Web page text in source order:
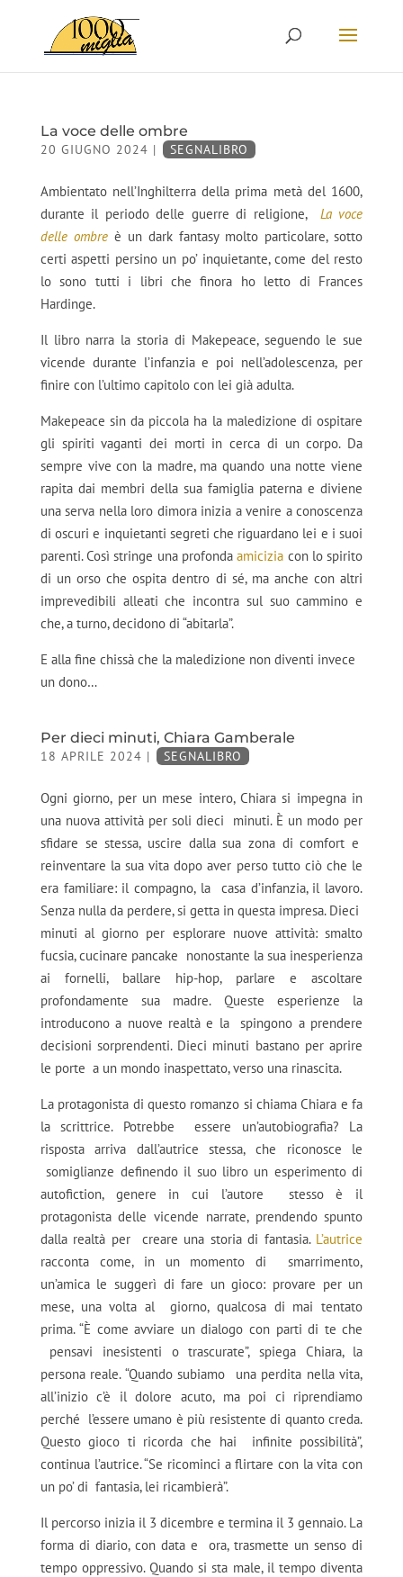
La voce delle ombre
20 GIUGNO 2024 | SEGNALIBRO
Ambientato nell’Inghilterra della prima metà del 1600,
durante il periodo delle guerre di religione, La voce
delle ombre è un dark fantasy molto particolare, sotto
certi aspetti persino un po’ inquietante, come del resto
lo sono tutti i libri che finora ho letto di Frances
Hardinge.
Il libro narra la storia di Makepeace, seguendo le sue
vicende durante l’infanzia e poi nell’adolescenza, per
finire con l’ultimo capitolo con lei già adulta.
Makepeace sin da piccola ha la maledizione di ospitare
gli spiriti vaganti dei morti in cerca di un corpo. Da
sempre vive con la madre, ma quando una notte viene
rapita dai membri della sua famiglia paterna e diviene
una serva nella loro dimora inizia a venire a conoscenza
di oscuri e inquietanti segreti che riguardano lei e i suoi
parenti. Così stringe una profondaamicizia con lo spirito
di un orso che ospita dentro di sé, ma anche con altri
imprevedibili alleati che incontra sul suo cammino e
che, a turno, decidono di “abitarla”.
E alla fine chissà che la maledizione non diventi invece
un dono…
Per dieci minuti, Chiara Gamberale
18 APRILE 2024 | SEGNALIBRO
Ogni giorno, per un mese intero, Chiara si impegna in
una nuova attività per soli dieci minuti. È un modo per
sfidare se stessa, uscire dalla sua zona di comfort e
reinventare la sua vita dopo aver perso tutto ciò che le
era familiare: il compagno, la casa d’infanzia, il lavoro.
Senza nulla da perdere, si getta in questa impresa. Dieci
minuti al giorno per esplorare nuove attività: smalto
fucsia, cucinare pancake nonostante la sua inesperienza
ai fornelli, ballare hip-hop, parlare e ascoltare
profondamente sua madre. Queste esperienze la
introducono a nuove realtà e la spingono a prendere
decisioni sorprendenti. Dieci minuti bastano per aprire
le porte a un mondo inaspettato, verso una rinascita.
La protagonista di questo romanzo si chiama Chiara e fa
la scrittrice. Potrebbe
essere un’autobiografia? La
risposta arriva dall’autrice stessa, che riconosce le
somiglianze definendo il suo libro un esperimento di
autofiction, genere in cui l’autore
stesso è il
protagonista delle vicende narrate, prendendo spunto
dalla realtà per
creare una storia di fantasia. L’autrice
racconta come, in un momento di
smarrimento,
un’amica le suggerì di fare un gioco: provare per un
mese, una volta al
giorno, qualcosa di mai tentato
prima. “È come avviare un dialogo con parti di te che
pensavi inesistenti o trascurate”, spiega Chiara, la
persona reale. “Quando subiamo
una perdita nella vita,
all’inizio c’è il dolore acuto, ma poi ci riprendiamo
perché l’essere umano è più resistente di quanto creda.
Questo gioco ti ricorda che hai
infinite possibilità”,
continua l’autrice. “Se ricominci a flirtare con la vita con
un po’ di fantasia, lei ricambierà”.
Il percorso inizia il 3 dicembre e termina il 3 gennaio. La
forma di diario, con data e
ora, trasmette un senso di
tempo oppressivo. Quando si sta male, il tempo diventa